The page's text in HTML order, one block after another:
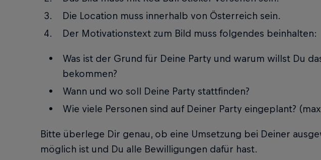
Die Location muss innerhalb von Österreich sein.
Der Motivationstext zum Bild muss folgendes beinhalten:
Was ist der Grund für Deine Party und warum willst Du
bekommen?
Wann und wo soll Deine Party stattfinden?
Wie viele Personen sind auf Deiner Party eingeplant?
Bitte überlege Dir genau, ob eine Umsetzung bei Deiner
möglich ist und Du alle Bewilligungen dafür hast.